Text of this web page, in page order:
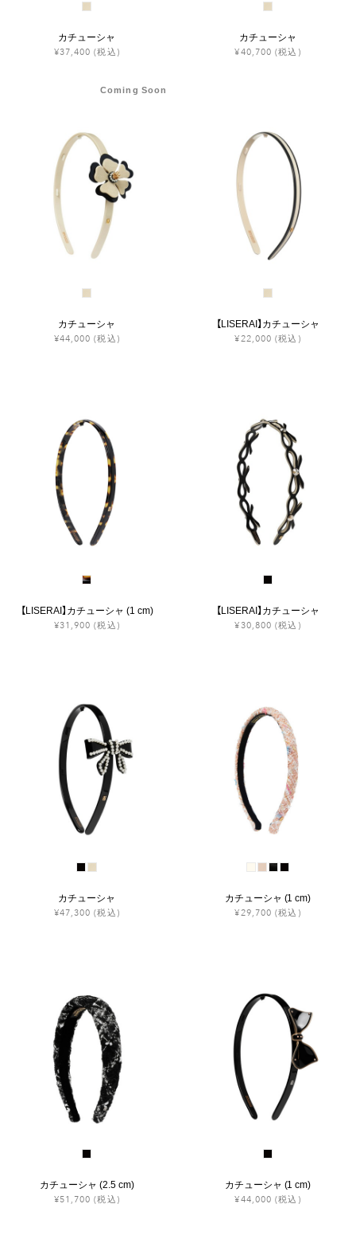
お修理について
カチューシャ
¥37,400 (税込)
カチューシャ
¥40,700 (税込)
Coming Soon
カチューシャ
¥44,000 (税込)
【LISERAI】カチューシャ
¥22,000 (税込)
【LISERAI】カチューシャ (1 cm)
¥31,900 (税込)
【LISERAI】カチューシャ
¥30,800 (税込)
カチューシャ
¥47,300 (税込)
カチューシャ (1 cm)
¥29,700 (税込)
カチューシャ (2.5 cm)
¥51,700 (税込)
カチューシャ (1 cm)
¥44,000 (税込)